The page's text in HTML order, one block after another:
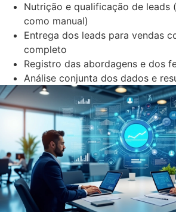
Nutrição e qualificação de leads
como manual)
Entrega dos leads para vendas
completo
Registro das abordagens e dos
Análise conjunta dos dados e